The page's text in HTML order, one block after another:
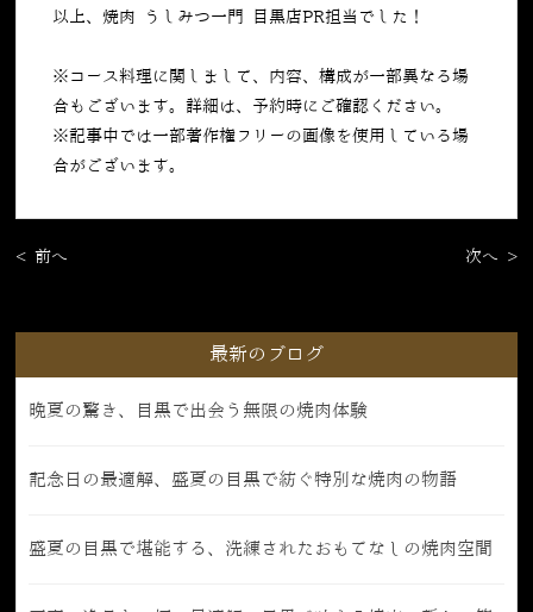
以上、焼肉 うしみつ一門 目黒店PR担当でした！
※コース料理に関しまして、内容、構成が一部異なる場
合もございます。詳細は、予約時にご確認ください。
※記事中では一部著作権フリーの画像を使用している場
合がございます。
< 前へ 次へ >
最新のブログ
晩夏の驚き、目黒で出会う無限の焼肉体験
記念日の最適解、盛夏の目黒で紡ぐ特別な焼肉の物語
盛夏の目黒で堪能する、洗練されたおもてなしの焼肉空間